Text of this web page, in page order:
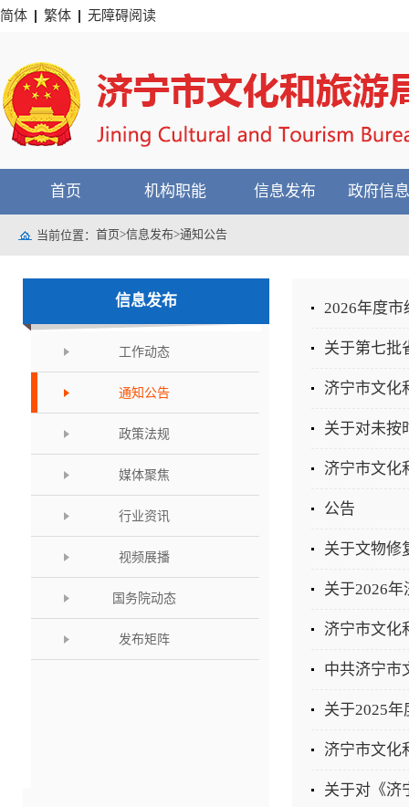
简体 繁体 无障碍阅读
首页 机构职能 信息发布 政府信
当前位置： 首页>信息发布>通知公告
信息发布
工作动态
通知公告
政策法规
媒体聚焦
行业资讯
视频展播
国务院动态
发布矩阵
2026年度
关于第七批
关于对未按
公告
关于2026
中共济宁市
关于2025
济宁市文化